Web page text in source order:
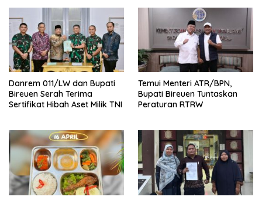
Danrem 011/LW dan Bupati
Bireuen Serah Terima
Sertifikat Hibah Aset Milik TNI
Temui Menteri ATR/BPN,
Bupati Bireuen Tuntaskan
Peraturan RTRW